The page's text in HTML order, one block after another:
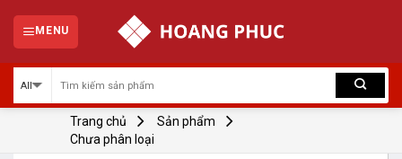
content
MENU
Trang chủ
Sản phẩm
Chưa phân loại